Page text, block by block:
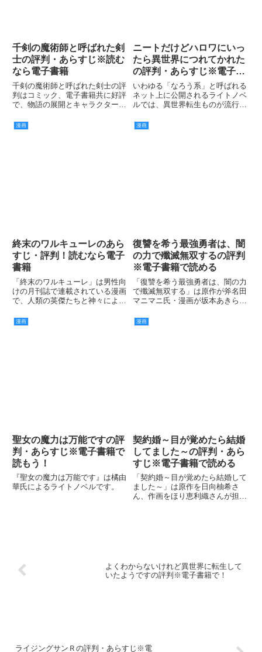
千剣の魔術師と呼ばれた剣
士の評判・あらすじ※読む
なら電子書籍
千剣の魔術師と呼ばれた剣士の評
判はコミック、電子書籍共に好評
で、物語の展開とキャラクター共
ニートだけどハロワにいっ
たら異世界につれてかれた
の評判・あらすじ※電子書
籍
いわゆる「なろう系」と呼ばれる
ネット上に公開されるライトノベ
ルでは、異世界転生ものが流行っ
漫画
終末のワルキューレのあら
すじ・評判！読むなら電子
書籍
「終末のワルキューレ」は男性向
けの月刊誌で連載されている漫画
で、人類の英傑たちと神々による
漫画
復讐を希う最強勇者は、闇
の力で殲滅無双するの評判
※電子書籍で読める
「復讐を希う最強勇者は、闇の力
で殲滅無双する」は原作が斧名田
マニマニ氏・漫画が坂本あきら氏
ンツを楽しむことができます。
漫画
聖女の魔力は万能ですの評
判・あらすじ※電子書籍で
読もう！
『聖女の魔力は万能です』は橘由
華氏によるライトノベルです。
漫画
契約婚～目が覚めたら結婚
してました～の評判・あら
すじ※電子書籍で読める
「契約婚～目が覚めたら結婚して
ました～」は原作を日向柚希さ
ん、作画をほり恵利織さんが担当
よくわからないけれど異世界に転生して
いたようですの評判※電子書籍で！
ライジングサンＲの評判・あらすじ※電